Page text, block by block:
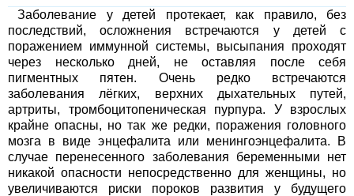
Заболевание у детей протекает, как правило, без
последствий, осложнения встречаются у детей с
поражением иммунной системы, высыпания проходят
через несколько дней, не оставляя после себя
пигментных пятен. Очень редко встречаются
заболевания лёгких, верхних дыхательных путей,
артриты, тромбоцитопеническая пурпура. У взрослых
крайне опасны, но так же редки, поражения головного
мозга в виде энцефалита или менингоэнцефалита. В
случае перенесенного заболевания беременными нет
никакой опасности непосредственно для женщины, но
увеличиваются риски пороков развития у будущего